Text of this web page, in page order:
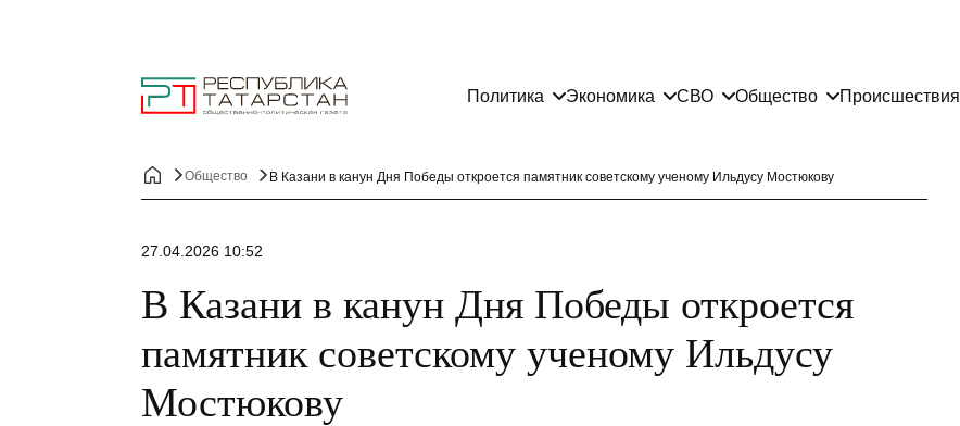
Политика Экономика СВО Общество Происшествия
Общество В Казани в канун Дня Победы откроется памятник советскому ученому Ильдусу Мостюкову
27.04.2026 10:52
В Казани в канун Дня Победы откроется
памятник советскому ученому Ильдусу
Мостюкову